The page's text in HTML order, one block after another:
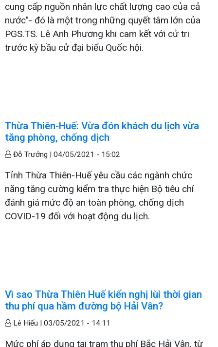
cung cấp nguồn nhân lực chất lượng cao của cả
nước"- đó là một trong những quyết tâm lớn của
PGS.TS. Lê Anh Phương khi cam kết với cử tri
trước kỳ bầu cử đại biểu Quốc hội.
Thừa Thiên-Huế: Vừa đón khách du lịch vừa
tăng phòng, chống dịch
Đỗ Trưởng | 04/05/2021 - 15:02
Tỉnh Thừa Thiên-Huế yêu cầu các ngành chức
năng tăng cường kiểm tra thực hiện Bộ tiêu chí
đánh giá mức độ an toàn phòng, chống dịch
COVID-19 đối với hoạt động du lịch.
Vì sao Thừa Thiên Huế kiến nghị lùi thời gian
thu phí qua hầm đường bộ Hải Vân?
Lê Hiếu | 03/05/2021 - 14:11
Mức phí áp dụng tại trạm thu phí Bắc Hải Vân, từ